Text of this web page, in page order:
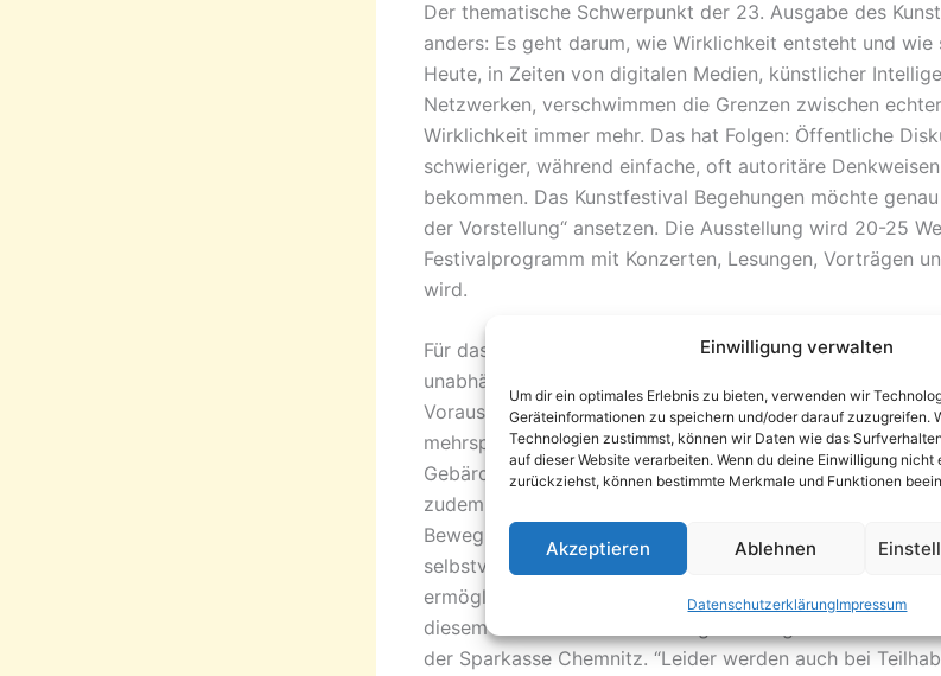
Einwilligung verwalten
Um dir ein optimales Erlebnis zu bieten, verwenden wir
Geräteinformationen zu speichern und/oder darauf zuzugreifen.
Technologien zustimmst, können wir Daten wie das
auf dieser Website verarbeiten. Wenn du deine Einwilligung nicht
zurückziehst, können bestimmte Merkmale und Funktionen
Akzeptieren Ablehnen
DatenschutzerklärungImpressum
Der thematische Schwerpunkt der 23. Ausgabe des
anders: Es geht darum, wie Wirklichkeit entsteht und
Heute, in Zeiten von digitalen Medien, künstlicher
Netzwerken, verschwimmen die Grenzen zwischen
Wirklichkeit immer mehr. Das hat Folgen: Öffentliche
schwieriger, während einfache, oft autoritäre
bekommen. Das Kunstfestival Begehungen möchte
der Vorstellung“ ansetzen. Die Ausstellung wird 20-25
Festivalprogramm mit Konzerten, Lesungen, Vorträgen
wird.
Für das Team der Begehungen ist es eine tiefe
unabhängig von Herkunft, Alter, finanziellen
Voraussetzungen das Kunstfestival besuchen können.
mehrsprachig angelegt, außerdem werden
Gebärdensprache angeboten. Bereits seit 2016
zudem enorme Anstrengungen, um Menschen mit
Bewegungsapparats sowie des Hör- oder Sehsinns
selbstverständlichen Zugang zur Ausstellung und zu
ermöglichen. Für die Finanzierung der Maßnahmen zur
diesem Jahr eine Crowdfunding-Aktion gemeinsam mit
der Sparkasse Chemnitz. “Leider werden auch bei